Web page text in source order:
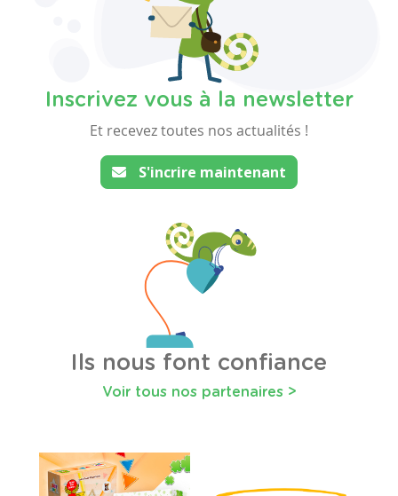
Inscrivez vous à la newsletter
Et recevez toutes nos actualités !
S'incrire maintenant
Ils nous font confiance
Voir tous nos partenaires >